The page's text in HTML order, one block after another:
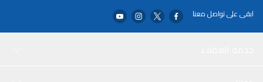
ابقى على تواصل معنا